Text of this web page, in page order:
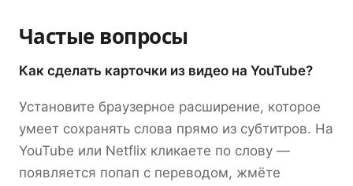
Частые вопросы
Как сделать карточки из видео на YouTube?
Установите браузерное расширение, которое
умеет сохранять слова прямо из субтитров. На
YouTube или Netflix кликаете по слову —
появляется попап с переводом, жмёте